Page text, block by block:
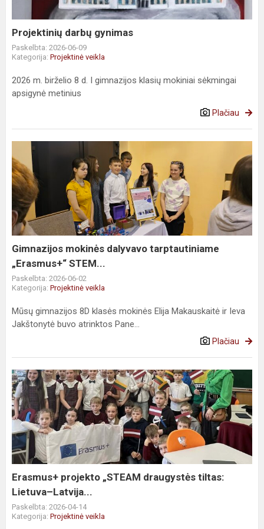
Projektinių darbų gynimas
Paskelbta: 2026-06-09
Kategorija: Projektinė veikla
2026 m. birželio 8 d. I gimnazijos klasių mokiniai sėkmingai
apsigynė metinius
Plačiau
Gimnazijos
mokinės
dalyvavo
tarptautiniame
„Erasmus+“
STEM...
Gimnazijos mokinės dalyvavo tarptautiniame
„Erasmus+“ STEM...
Paskelbta: 2026-06-02
Kategorija: Projektinė veikla
Mūsų gimnazijos 8D klasės mokinės Elija Makauskaitė ir Ieva
Jakštonytė buvo atrinktos Pane...
Plačiau
Erasmus+
projekto
„STEAM
draugystės
tiltas:
Lietuva–
Latvija...
Erasmus+ projekto „STEAM draugystės tiltas:
Lietuva–Latvija...
Paskelbta: 2026-04-14
Kategorija: Projektinė veikla